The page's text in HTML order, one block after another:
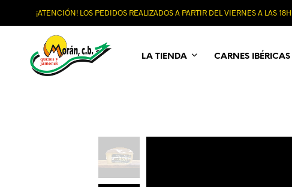
¡ATENCIÓN! LOS PEDIDOS REALIZADOS A PARTIR DEL VIERNES A LAS
LA TIENDA CARNES IBÉRICAS